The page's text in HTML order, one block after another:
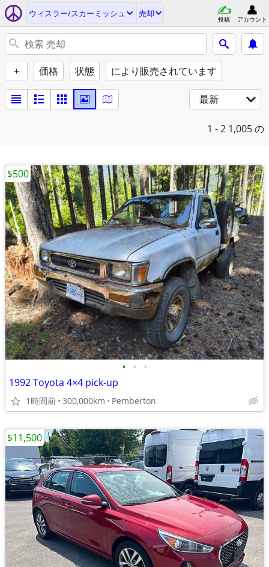
ウィスラー/スカーミッシュ 売却
投稿 アカウント
+ 価格 状態 により販売されています
最新
1 - 2 1,005 の
• • •
1992 Toyota 4×4 pick-up
1時間前 300,000km Pemberton
$500
$11,500